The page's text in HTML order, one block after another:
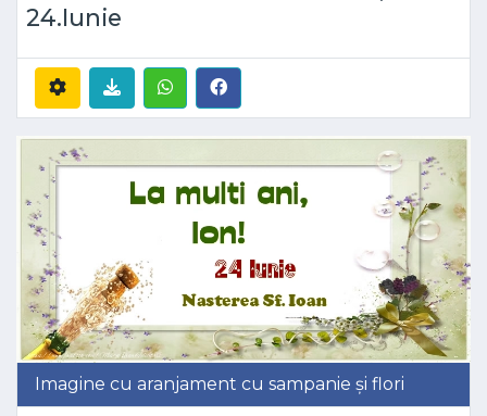
24.Iunie
Imagine cu aranjament cu sampanie și flori